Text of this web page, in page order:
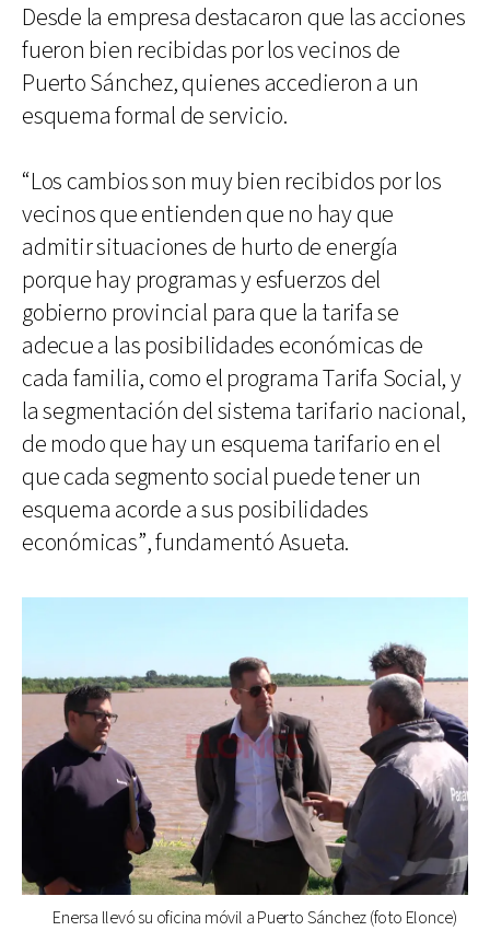
Desde la empresa destacaron que las acciones
fueron bien recibidas por los vecinos de
Puerto Sánchez, quienes accedieron a un
esquema formal de servicio.
“Los cambios son muy bien recibidos por los
vecinos que entienden que no hay que
admitir situaciones de hurto de energía
porque hay programas y esfuerzos del
gobierno provincial para que la tarifa se
adecue a las posibilidades económicas de
cada familia, como el programa Tarifa Social, y
la segmentación del sistema tarifario nacional,
de modo que hay un esquema tarifario en el
que cada segmento social puede tener un
esquema acorde a sus posibilidades
económicas”, fundamentó Asueta.
Enersa llevó su oficina móvil a Puerto Sánchez (foto Elonce)